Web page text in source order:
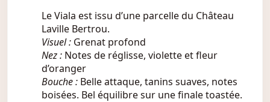
Le Viala est issu d’une parcelle du Château
Laville Bertrou.
Visuel : Grenat profond
Nez : Notes de réglisse, violette et fleur
d’oranger
Bouche : Belle attaque, tanins suaves, notes
boisées. Bel équilibre sur une finale toastée.